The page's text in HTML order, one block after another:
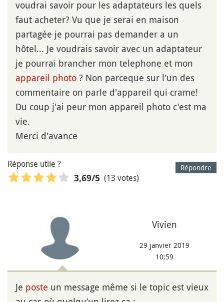
voudrai savoir pour les adaptateurs les quels
faut acheter? Vu que je serai en maison
partagée je pourrai pas demander a un
hôtel... Je voudrais savoir avec un adaptateur
je pourrai brancher mon telephone et mon
appareil photo ? Non parceque sur l'un des
commentaire on parle d'appareil qui crame!
Du coup j'ai peur mon appareil photo c'est ma
vie.
Merci d'avance
Répondre
Réponse utile ?
3,69/5 (13 votes)
Vivien
29 janvier 2019
10:59
Je poste un message même si le topic est vieux